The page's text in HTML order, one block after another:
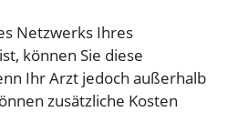
Netzwerks Ihres
können Sie diese
Ihr Arzt jedoch außerhalb
zusätzliche Kosten